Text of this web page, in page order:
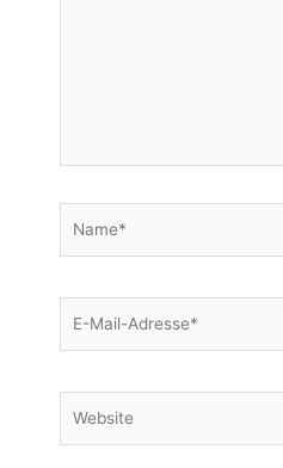
Mail-